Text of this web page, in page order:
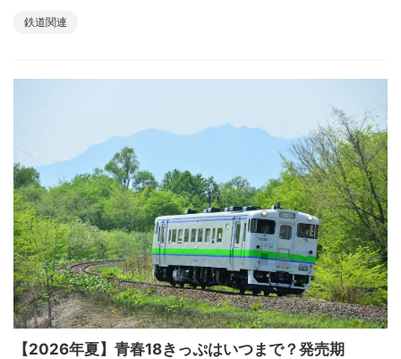
鉄道関連
【2026年夏】青春18きっぷはいつまで？発売期